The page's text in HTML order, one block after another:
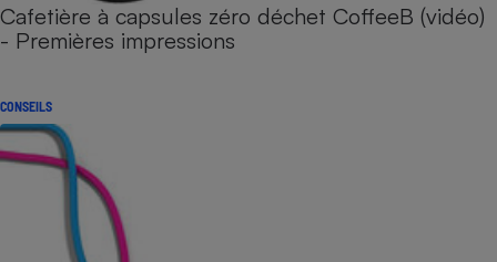
Cafetière à capsules zéro déchet CoffeeB (vidéo)
- Premières impressions
CONSEILS